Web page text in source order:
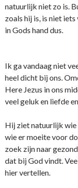
natuurlijk niet zo is.
zoals hij is, is niet
in Gods hand dus.
Ik ga vandaag niet
heel dicht bij o­ns.
Here Jezus in o­ns
veel geluk en liefde
Hij ziet natuurlijk wie
wie er moeite voor
zoek zijn naar
dat bij God vindt.
hier vertellen.